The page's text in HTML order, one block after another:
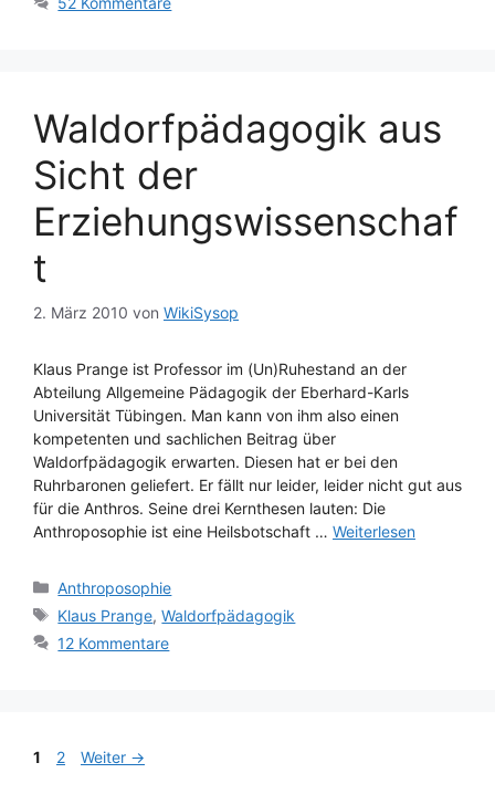
Waldorfpädagogik aus
Sicht der
Erziehungswissenschaf
t
2. März 2010 von WikiSysop
Klaus Prange ist Professor im (Un)Ruhestand an der
Abteilung Allgemeine Pädagogik der Eberhard-Karls
Universität Tübingen. Man kann von ihm also einen
kompetenten und sachlichen Beitrag über
Waldorfpädagogik erwarten. Diesen hat er bei den
Ruhrbaronen geliefert. Er fällt nur leider, leider nicht gut aus
für die Anthros. Seine drei Kernthesen lauten: Die
Anthroposophie ist eine Heilsbotschaft … Weiterlesen
Kategorien
Anthroposophie
Schlagwörter
Klaus Prange,Waldorfpädagogik
12 Kommentare
Seite
1 Seite
2 Weiter →